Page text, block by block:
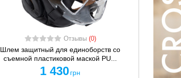
Отзывы (0)
Шлем защитный для единоборств со
съемной пластиковой маской PU...
1 430 грн